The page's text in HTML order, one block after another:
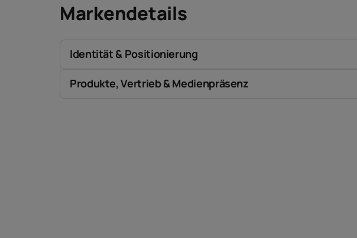
Markendetails
Identität & Positionierung
Produkte, Vertrieb & Medienpräsenz